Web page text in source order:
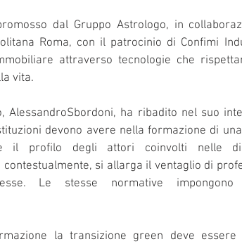
dal Gruppo Astrologo, in
Roma, con il patrocinio di Confimi
attraverso tecnologie che
vita.
AlessandroSbordoni, ha ribadito nel suo
devono avere nella formazione di
il profilo degli attori coinvolti nelle
si allarga il ventaglio di
Le stesse normative impongono
la transizione green deve essere